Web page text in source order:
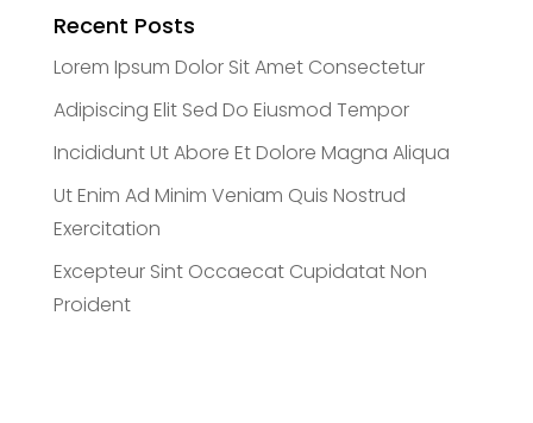
Recent Posts
Lorem Ipsum Dolor Sit Amet Consectetur
Adipiscing Elit Sed Do Eiusmod Tempor
Incididunt Ut Abore Et Dolore Magna Aliqua
Ut Enim Ad Minim Veniam Quis Nostrud
Exercitation
Excepteur Sint Occaecat Cupidatat Non
Proident